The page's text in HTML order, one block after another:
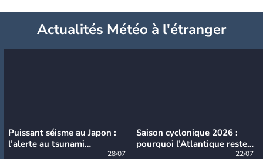
Actualités Météo à l'étranger
Puissant séisme au Japon :
l’alerte au tsunami
28/07
Saison cyclonique 2026 :
pourquoi l’Atlantique reste
22/07